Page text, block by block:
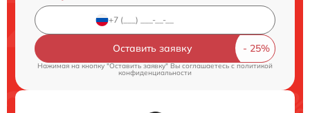
Оставить заявку
Нажимая на кнопку "Оставить заявку" Вы соглашаетесь cполитикой
конфиденциальности